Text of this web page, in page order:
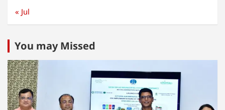
« Jul
You may Missed